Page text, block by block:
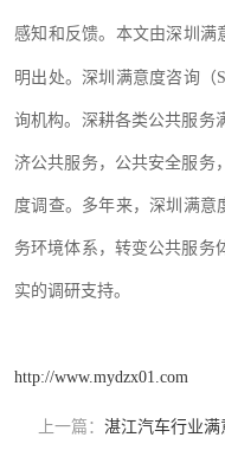
感知和反馈。 本文由深圳满
明出处。深圳满意度咨询（
询机构。 深耕各类公共服务
济公共服务，公共安全服务
度调查。多年来，深圳满意
务环境体系，转变公共服务
实的调研支持。
http://www.mydzx01.com
上一篇： 湛江汽车行业满